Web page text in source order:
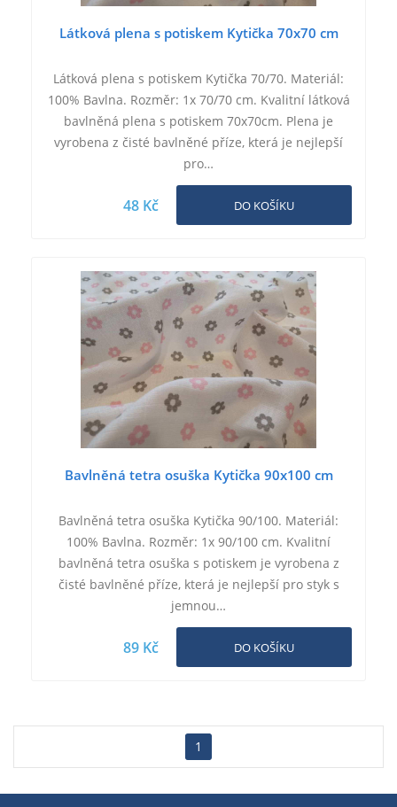
Látková plena s potiskem Kytička 70x70 cm
Látková plena s potiskem Kytička 70/70. Materiál:
100% Bavlna. Rozměr: 1x 70/70 cm. Kvalitní látková
bavlněná plena s potiskem 70x70cm. Plena je
vyrobena z čisté bavlněné příze, která je nejlepší
pro…
48 Kč DO KOŠÍKU
Bavlněná tetra osuška Kytička 90x100 cm
Bavlněná tetra osuška Kytička 90/100. Materiál:
100% Bavlna. Rozměr: 1x 90/100 cm. Kvalitní
bavlněná tetra osuška s potiskem je vyrobena z
čisté bavlněné příze, která je nejlepší pro styk s
jemnou…
89 Kč DO KOŠÍKU
1